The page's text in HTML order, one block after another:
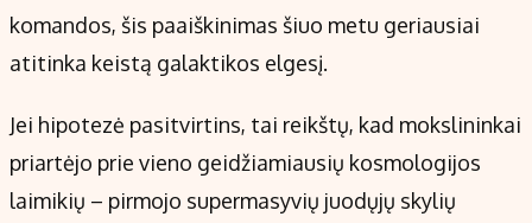
komandos, šis paaiškinimas šiuo metu geriausiai
atitinka keistą galaktikos elgesį.
Jei hipotezė pasitvirtins, tai reikštų, kad mokslininkai
priartėjo prie vieno geidžiamiausių kosmologijos
laimikių – pirmojo supermasyvių juodųjų skylių